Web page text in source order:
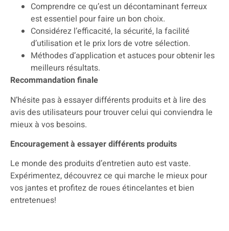
Comprendre ce qu’est un décontaminant ferreux
est essentiel pour faire un bon choix.
Considérez l’efficacité, la sécurité, la facilité
d’utilisation et le prix lors de votre sélection.
Méthodes d’application et astuces pour obtenir les
meilleurs résultats.
Recommandation finale
N’hésite pas à essayer différents produits et à lire des
avis des utilisateurs pour trouver celui qui conviendra le
mieux à vos besoins.
Encouragement à essayer différents produits
Le monde des produits d’entretien auto est vaste.
Expérimentez, découvrez ce qui marche le mieux pour
vos jantes et profitez de roues étincelantes et bien
entretenues!